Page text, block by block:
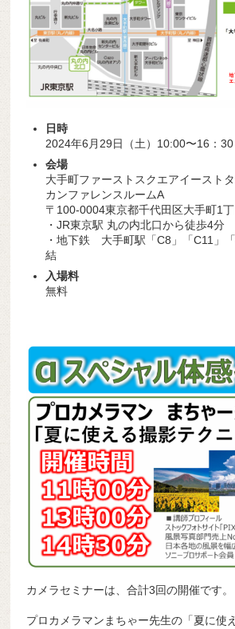
日時
2024年6月29日（土）10:00〜16：30
会場
大手町ファーストスクエアイースト
カンファレンスルームA
〒100-0004東京都千代田区大手町1丁
・JR東京駅 丸の内北口から徒歩4分
・地下鉄 大手町駅「C8」「C11」
結
入場料
無料
カメラセミナーは、合計3回の開催です。
プロカメラマンまちゃー先生の「夏に使